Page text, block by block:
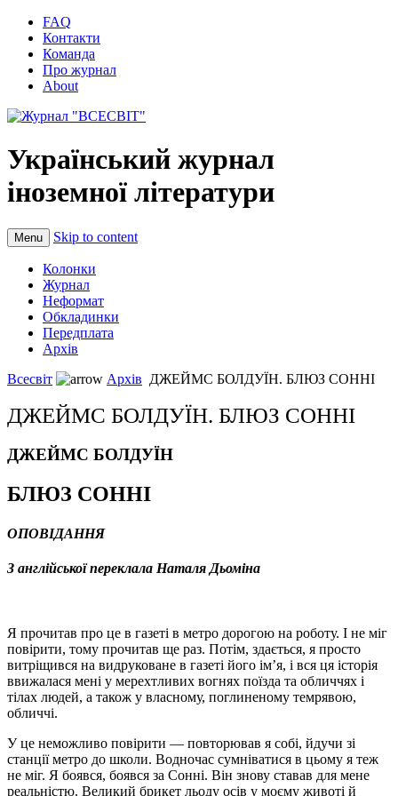
FAQ
Контакти
Команда
Про журнал
About
Український журнал
іноземної літератури
Menu Skip to content
Колонки
Журнал
Неформат
Обкладинки
Передплата
Архів
Всесвіт
Архів ДЖЕЙМС БОЛДУЇН. БЛЮЗ СОННІ
ДЖЕЙМС БОЛДУЇН. БЛЮЗ СОННІ
ДЖЕЙМС БОЛДУЇН
БЛЮЗ СОННІ
ОПОВІДАННЯ
З англійської переклала Наталя Дьоміна
Я прочитав про це в газеті в метро дорогою на роботу. І не міг
повірити, тому прочитав ще раз. Потім, здається, я просто
витріщився на видруковане в газеті його ім’я, і вся ця історія
ввижалася мені у мерехтливих вогнях поїзда та обличчях і
тілах людей, а також у власному, поглиненому темрявою,
обличчі.
У це неможливо повірити — повторював я собі, йдучи зі
станції метро до школи. Водночас сумніватися в цьому я теж
не міг. Я боявся, боявся за Сонні. Він знову ставав для мене
реальністю. Великий брикет льоду осів у моєму животі й